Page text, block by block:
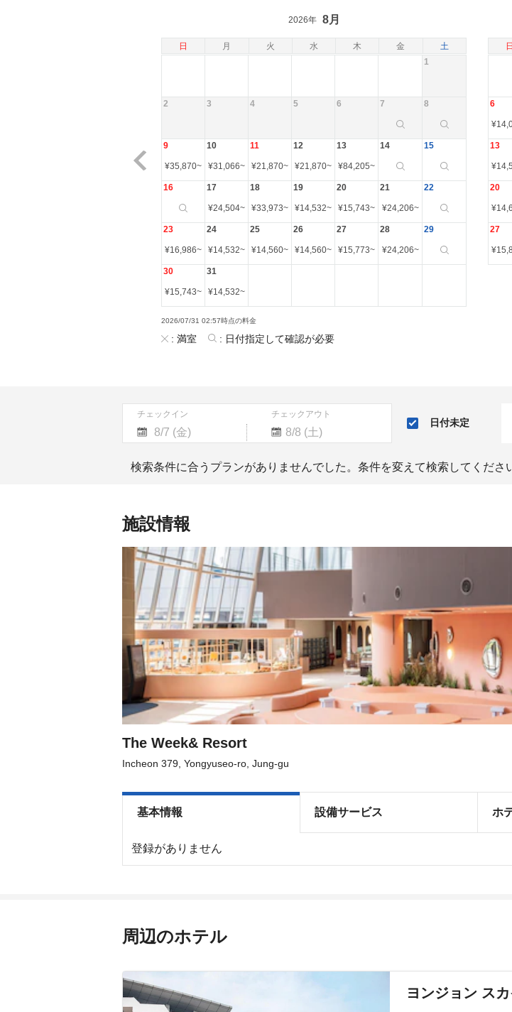
日 月 火 水 木 金 土 日
2026年 8月
1
2 3 4 5 6 7 8
9
¥35,870~
10
¥31,066~
11
¥21,870~
12
¥21,870~
13
¥84,205~
14 15
16 17
¥24,504~
18
¥33,973~
19
¥14,532~
20
¥15,743~
21
¥24,206~
22
23
¥16,986~
24
¥14,532~
25
¥14,560~
26
¥14,560~
27
¥15,773~
28
¥24,206~
29
30
¥15,743~
31
¥14,532~
6
¥
13
¥
20
¥
27
¥
2026/07/31 02:57時点の料金
: 満室 : 日付指定して確認が必要
チェックイン チェックアウト
Navigate
forward
to
calendar
and
select
a
date.
Press
the
question
mark
key
to
get
the
keyboard
shortcuts
for
changing
dates.
Navigate
to
select
date.
mark
key
to
get
the
keyboard
shortcuts
for
changing
日付未定
検索条件に合うプランがありませんでした。条件を変えて検索してくださ
施設情報
The Week& Resort
Incheon 379, Yongyuseo-ro, Jung-gu
基本情報 設備サービス ホ
登録がありません
周辺のホテル
ヨンジョン ス